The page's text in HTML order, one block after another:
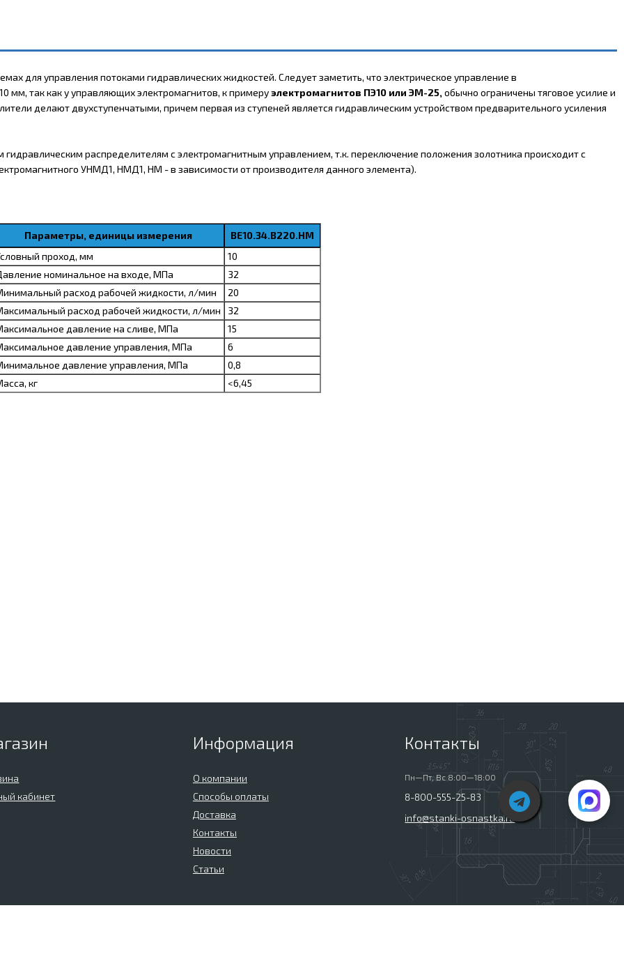
для управления потоками гидравлических жидкостей. Следует заметить, что электрическое управление в
мм, так как у управляющих электромагнитов, к примеруэлектромагнитов ПЭ10 или ЭМ-25, обычно ограничены тяговое усилие и
делают двухступенчатыми, причем первая из ступеней является гидравлическим устройством предварительного усиления
распределителям с электромагнитным управлением, т.к. переключение положения золотника происходит с
УНМД1, НМД1, НМ - в зависимости от производителя данного элемента).
Параметры, единицы измерения
ВЕ10.34.В220.НМ
проход, мм
10
номинальное на входе, МПа
32
расход рабочей жидкости, л/мин
20
расход рабочей жидкости, л/мин
32
давление на сливе, МПа
15
давление управления, МПа
6
давление управления, МПа
0,8
кг
<6,45
кабинет
Информация
О компании
Способы оплаты
Доставка
Контакты
Новости
Статьи
Контакты
Пн—Пт, Вс 8:00—18:00
8-800-555-25-83
info@stanki-osnastka.ru